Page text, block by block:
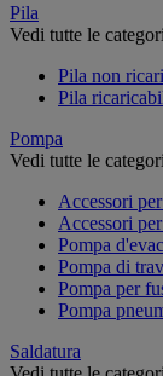
Pila
Vedi tutte le
Pila non
Pila
Pompa
Vedi tutte le
Accessori
Accessori
Pompa
Pompa di
Pompa per
Pompa
Saldatura